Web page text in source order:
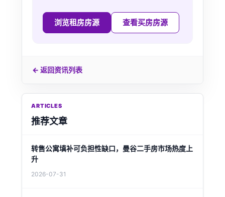
浏览租房房源 查看买房房源
← 返回资讯列表
ARTICLES
推荐文章
转售公寓填补可负担性缺口，曼谷二手房市场热度上
升
2026-07-31